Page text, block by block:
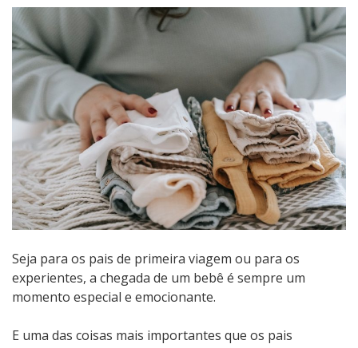
Seja para os pais de primeira viagem ou para os
experientes, a chegada de um bebê é sempre um
momento especial e emocionante.
E uma das coisas mais importantes que os pais